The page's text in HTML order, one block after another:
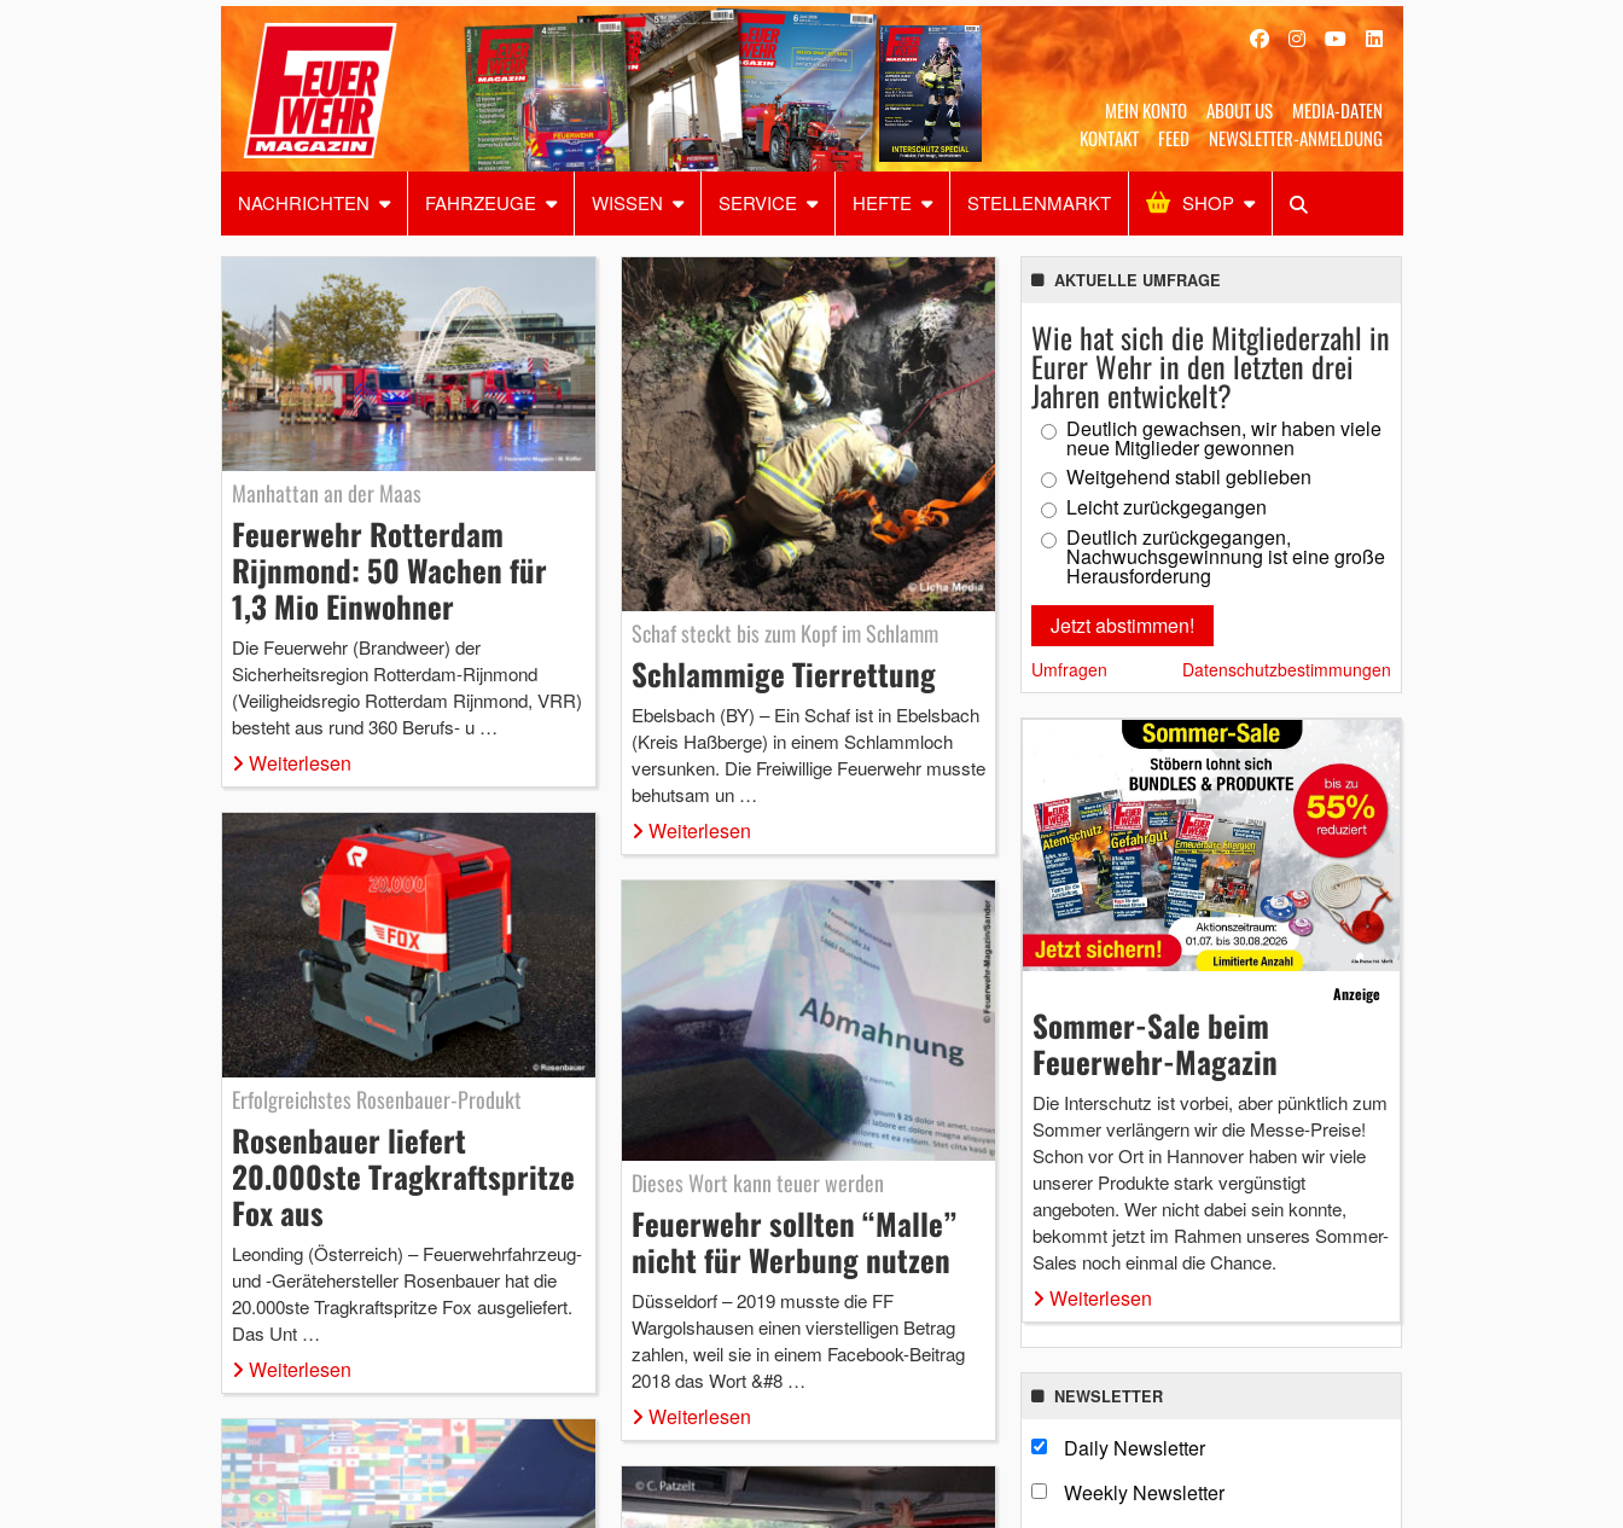
MEIN KONTO ABOUT US
MEDIA-DATEN
KONTAKT
FEED NEWSLETTER-ANMELDUNG
NACHRICHTEN FAHRZEUGE WISSEN SERVICE HEFTE STELLENMARKT SHOP
Alles Shop SUCHEN
Manhattan an der Maas
Feuerwehr Rotterdam
Rijnmond: 50 Wachen für
1,3 Mio Einwohner
Die Feuerwehr (Brandweer) der
Sicherheitsregion Rotterdam-Rijnmond
(Veiligheidsregio Rotterdam Rijnmond, VRR)
besteht aus rund 360 Berufs- u …
Weiterlesen
Schaf steckt bis zum Kopf im Schlamm
Schlammige Tierrettung
Ebelsbach (BY) – Ein Schaf ist in Ebelsbach
(Kreis Haßberge) in einem Schlammloch
versunken. Die Freiwillige Feuerwehr musste
behutsam un …
Weiterlesen
Erfolgreichstes Rosenbauer-Produkt
Rosenbauer liefert
20.000ste Tragkraftspritze
Fox aus
Leonding (Österreich) – Feuerwehrfahrzeug-
und -Gerätehersteller Rosenbauer hat die
20.000ste Tragkraftspritze Fox ausgeliefert.
Das Unt …
Weiterlesen
Dieses Wort kann teuer werden
Feuerwehr sollten “Malle”
nicht für Werbung nutzen
Düsseldorf – 2019 musste die FF
Wargolshausen einen vierstelligen Betrag
zahlen, weil sie in einem Facebook-Beitrag
2018 das Wort &#8 …
Weiterlesen
AKTUELLE UMFRAGE
Wie hat sich die Mitgliederzahl in
Eurer Wehr in den letzten drei
Jahren entwickelt?
Deutlich gewachsen, wir haben viele
neue Mitglieder gewonnen
Weitgehend stabil geblieben
Leicht zurückgegangen
Deutlich zurückgegangen,
Nachwuchsgewinnung ist eine große
Herausforderung
Umfragen Datenschutzbestimmungen
Anzeige
Sommer-Sale beim
Feuerwehr-Magazin
Die Interschutz ist vorbei, aber pünktlich zum
Sommer verlängern wir die Messe-Preise!
Schon vor Ort in Hannover haben wir viele
unserer Produkte stark vergünstigt
angeboten. Wer nicht dabei sein konnte,
bekommt jetzt im Rahmen unseres Sommer-
Sales noch einmal die Chance.
Weiterlesen
NEWSLETTER
Daily Newsletter
Weekly Newsletter